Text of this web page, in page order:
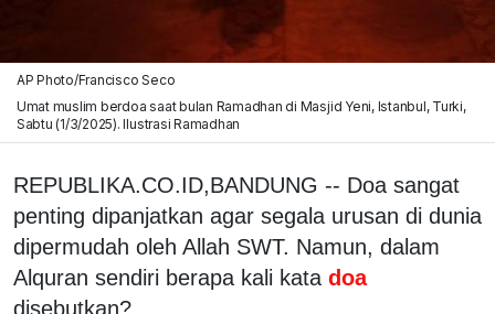
AP Photo/Francisco Seco
Umat muslim berdoa saat bulan Ramadhan di Masjid Yeni, Istanbul, Turki,
Sabtu (1/3/2025). Ilustrasi Ramadhan
REPUBLIKA.CO.ID,BANDUNG -- Doa sangat
penting dipanjatkan agar segala urusan di dunia
dipermudah oleh Allah SWT. Namun, dalam
Alquran sendiri berapa kali kata doa
disebutkan?